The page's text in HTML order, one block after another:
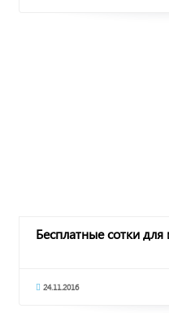
Бесплатные сотки
24.11.2016